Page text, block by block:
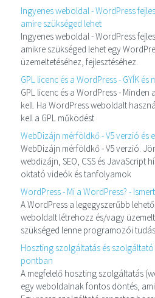
Ingyenes weboldal - WordPress
amire szükséged lehet
Ingyenes weboldal - WordPress
amikre szükséged lehet egy
üzemeltetéséhez, fejlesztéséhez.
GPL licenc és a WordPress - GYÍK
GPL licenc és a WordPress -
kell. Ha WordPress weboldalt
kell a GPL működést
WebDizájn mérföldkő - V5 verzió és
WebDizájn mérföldkő - V5 verzió.
webdizájn, SEO, CSS és JavaScript
oktató videók és tanfolyamok
WordPress - Mi a WordPress? -
A WordPress a legegyszerűbb
weboldalt létrehozz és/vagy
szükséged lenne programozói
Hoszting szolgáltatás és
pontban
A megfelelő hoszting szolgáltatás
egy weboldalnak fontos döntés,